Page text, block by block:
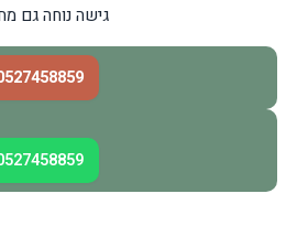
גישה נוחה גם